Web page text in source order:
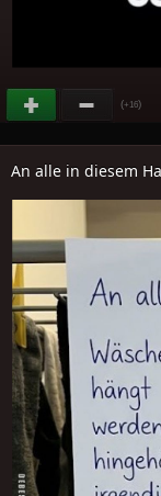
(+16)
An alle in diesem